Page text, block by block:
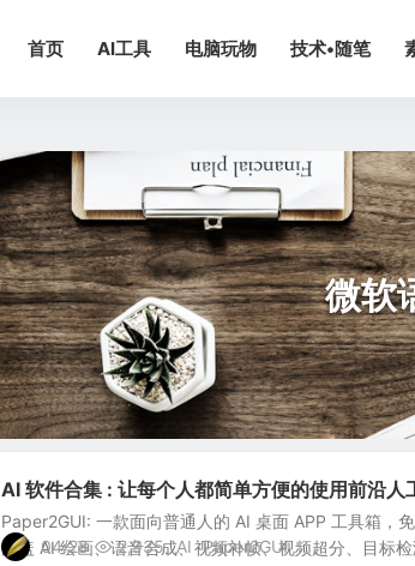
首页 AI工具 电脑玩物 技术•随笔
微软
AI 软件合集 : 让每个人都简单方便的使用前沿人
Paper2GUI: 一款面向普通人的 AI 桌面 APP 工具箱，
涵盖 AI 绘画、语音合成、视频补帧、视频超分、目标
04/28 2,935 AI Paper2GUI